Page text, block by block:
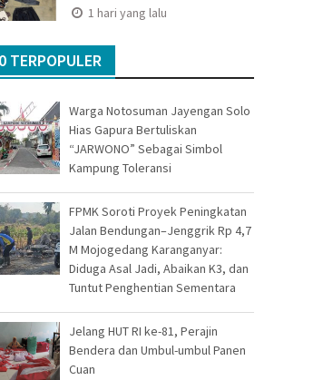
1 hari yang lalu
TERPOPULER
Warga Notosuman Jayengan Solo
Hias Gapura Bertuliskan
“JARWONO” Sebagai Simbol
Kampung Toleransi
FPMK Soroti Proyek Peningkatan
Jalan Bendungan–Jenggrik Rp 4,7
M Mojogedang Karanganyar:
Diduga Asal Jadi, Abaikan K3, dan
Tuntut Penghentian Sementara
Jelang HUT RI ke-81, Perajin
Bendera dan Umbul-umbul Panen
Cuan